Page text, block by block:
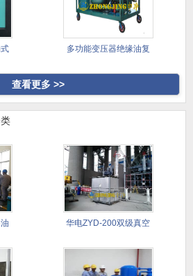
多功能变压器绝缘油复
查看更多 >>
华电ZYD-200双级真空